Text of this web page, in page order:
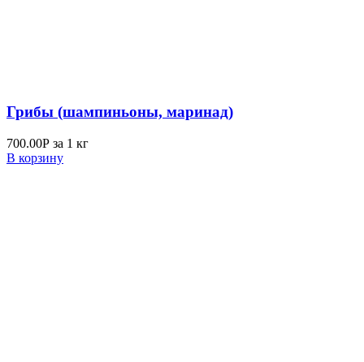
Грибы (шампиньоны, маринад)
700.00Р за 1 кг
В корзину